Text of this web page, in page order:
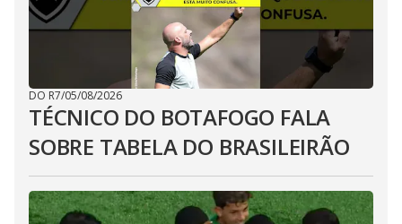
DO R7/05/08/2026
TÉCNICO DO BOTAFOGO FALA
SOBRE TABELA DO BRASILEIRÃO